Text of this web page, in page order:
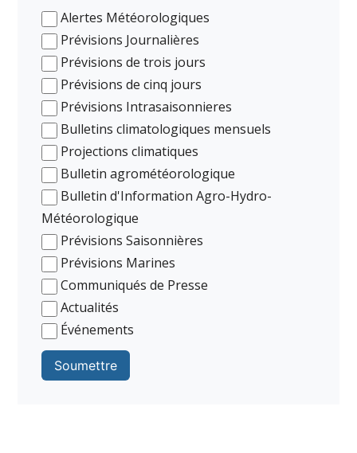
Alertes Météorologiques
Prévisions Journalières
Prévisions de trois jours
Prévisions de cinq jours
Prévisions Intrasaisonnieres
Bulletins climatologiques mensuels
Projections climatiques
Bulletin agrométéorologique
Bulletin d'Information Agro-Hydro-
Météorologique
Prévisions Saisonnières
Prévisions Marines
Communiqués de Presse
Actualités
Événements
Soumettre